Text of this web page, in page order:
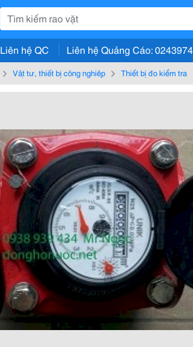
Liên hệ QC Liên hệ Quảng Cáo:
Vật tư, thiết bị công nghiệp Thiết bị đo kiểm tra